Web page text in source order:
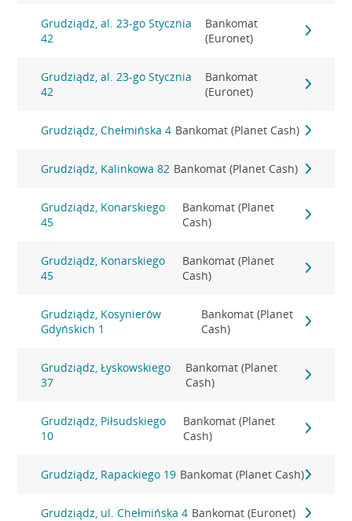
Grudziądz, al. 23-go Stycznia
42
Bankomat
(Euronet)
Grudziądz, al. 23-go Stycznia
42
Bankomat
(Euronet)
Grudziądz, Chełmińska 4 Bankomat (Planet Cash)
Grudziądz, Kalinkowa 82 Bankomat (Planet Cash)
Grudziądz, Konarskiego
45
Bankomat (Planet
Cash)
Grudziądz, Konarskiego
45
Bankomat (Planet
Cash)
Grudziądz, Kosynierów
Gdyńskich 1
Bankomat (Planet
Cash)
Grudziądz, Łyskowskiego
37
Bankomat (Planet
Cash)
Grudziądz, Piłsudskiego
10
Bankomat (Planet
Cash)
Grudziądz, Rapackiego 19 Bankomat (Planet Cash)
Grudziądz, ul. Chełmińska 4 Bankomat (Euronet)